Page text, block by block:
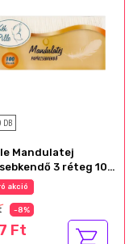
DB
Mandulatej
3 réteg 100
részletei
-8%
Ft